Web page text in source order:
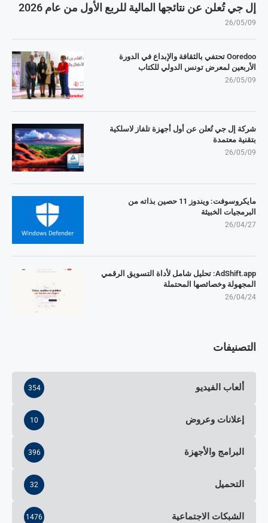
إل جي تُعلن عن نتائجها المالية للربع الأول من عام 2026
26/05/09
Ooredoo تحتفي بالثقافة والإبداع في الدورة
الأربعين لمعرض تونس الدولي للكتاب
26/05/09
شركة إل جي تُعلن عن أول أجهزة تلفاز لاسلكية
بتقنية معتمدة
26/05/09
مايكروسوفت: ويندوز 11 حصين بذاته من
البرمجيات الخبيثة
26/04/27
AdShift.app: تحليل شامل لأداة التسويق الرقمي
المجهولة وخصائصها المحتملة
26/04/24
التصنيفات
ألعاب الفيديو 354
إعلانات وعروض 10
البرامج والأجهزة 396
التحميل 32
الشبكات الاجتماعية 1476